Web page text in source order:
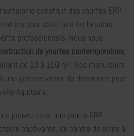
construit des yourtes ERP
pour satisfaire les besoins
professionnels. Nous nous
de yourtes contemporaines,
de 10 à 100 m². Nos menuisiers
une gamme variée de demandes pour
Aquitaine.
pouvez avoir une yourte ERP
captivante, de centre de soins à